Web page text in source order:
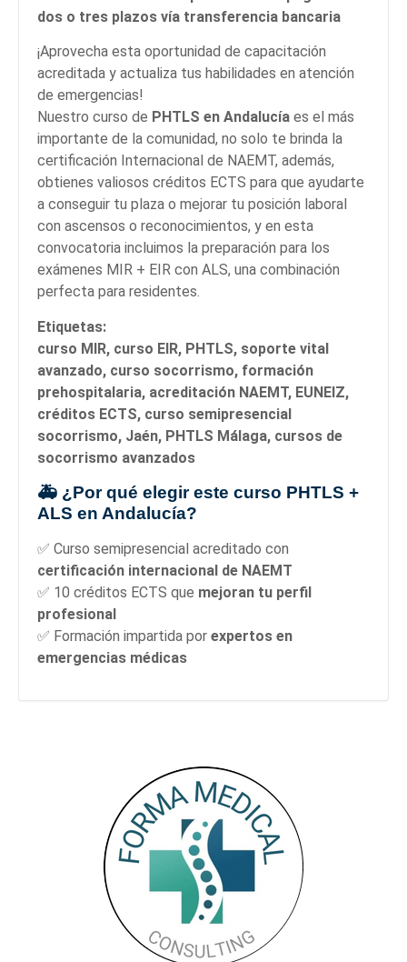
dos o tres plazos vía transferencia bancaria
¡Aprovecha esta oportunidad de capacitación
acreditada y actualiza tus habilidades en atención
de emergencias!
Nuestro curso de PHTLS en Andalucía es el más
importante de la comunidad, no solo te brinda la
certificación Internacional de NAEMT, además,
obtienes valiosos créditos ECTS para que ayudarte
a conseguir tu plaza o mejorar tu posición laboral
con ascensos o reconocimientos, y en esta
convocatoria incluimos la preparación para los
exámenes MIR + EIR con ALS, una combinación
perfecta para residentes.
Etiquetas:
curso MIR, curso EIR, PHTLS, soporte vital
avanzado, curso socorrismo, formación
prehospitalaria, acreditación NAEMT, EUNEIZ,
créditos ECTS, curso semipresencial
socorrismo, Jaén, PHTLS Málaga, cursos de
socorrismo avanzados
🚑 ¿Por qué elegir este curso PHTLS +
ALS en Andalucía?
✅ Curso semipresencial acreditado con
certificación internacional de NAEMT
✅ 10 créditos ECTS que mejoran tu perfil
profesional
✅ Formación impartida por expertos en
emergencias médicas